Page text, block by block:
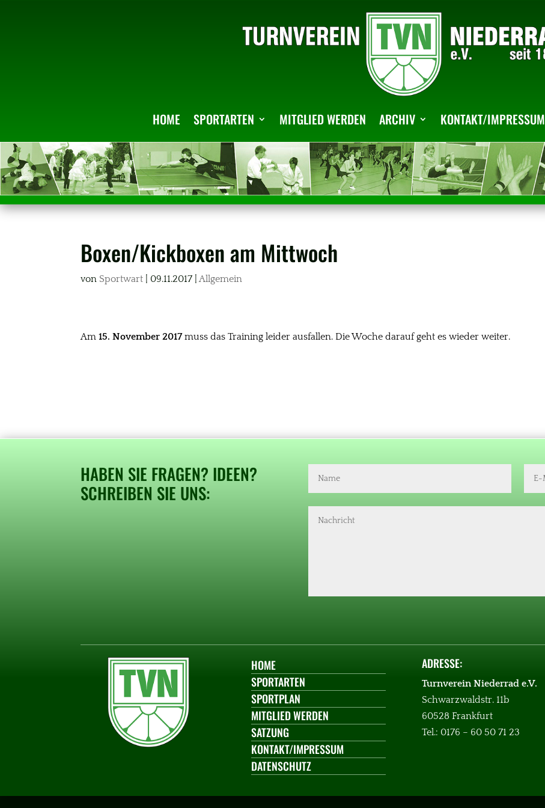
HOME SPORTARTEN MITGLIED WERDEN ARCHIV KONTAKT/IMPRESSUM
Boxen/Kickboxen am Mittwoch
von Sportwart 09.11.2017 |Allgemein
Am15. November 2017muss das Training leider ausfallen. Die Woche darauf geht es wieder weiter.
HABEN SIE FRAGEN? IDEEN?
SCHREIBEN SIE UNS:
HOME
SPORTARTEN
SPORTPLAN
MITGLIED WERDEN
SATZUNG
KONTAKT/IMPRESSUM
DATENSCHUTZ
ADRESSE:
Turnverein Niederrad e.V.
Schwarzwaldstr. 11b
60528 Frankfurt
Tel.: 0176 – 60 50 71 23